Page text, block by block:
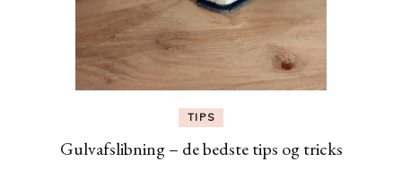
TIPS
Gulvafslibning – de bedste tips og tricks